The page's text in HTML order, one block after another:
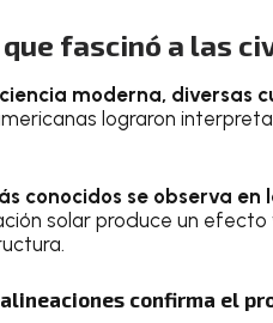
fascinó a las
moderna, diversas
lograron
conocidos se observa
solar produce un
confirma el